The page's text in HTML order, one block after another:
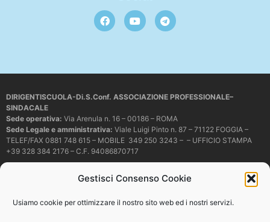
Gestisci Consenso Cookie
Usiamo cookie per ottimizzare il nostro sito web ed i nostri servizi.
DIRIGENTISCUOLA-Di.S.Conf. ASSOCIAZIONE PROFESSIONALE–
SINDACALE
Sede operativa: Via Arenula n. 16 – 00186 – ROMA
Sede Legale e amministrativa: Viale Luigi Pinto n. 87 – 71122 FOGGIA –
TELEF/FAX 0881 748 615 – MOBILE 349 250 3243 – – UFFICIO STAMPA
+39 328 384 2176 – C.F. 94086870717
dirigentiscuola@pec.it
copiare o riprodurre in alcun modo i contenuti presenti in questo sito se non